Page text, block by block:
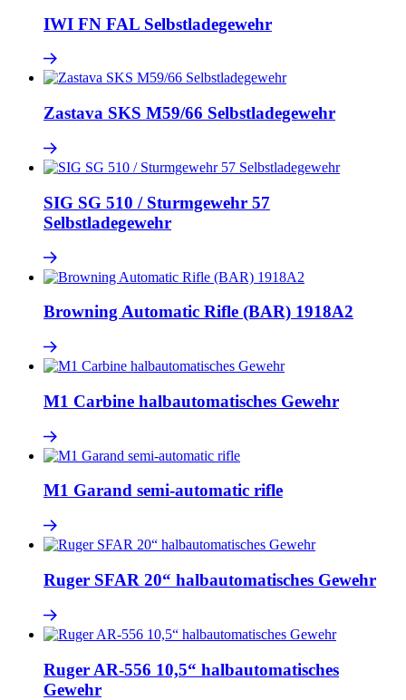
IWI FN FAL Selbstladegewehr
Zastava SKS M59/66 Selbstladegewehr
SIG SG 510 / Sturmgewehr 57
Selbstladegewehr
Browning Automatic Rifle (BAR) 1918A2
M1 Carbine halbautomatisches Gewehr
M1 Garand semi-automatic rifle
Ruger SFAR 20“ halbautomatisches Gewehr
Ruger AR-556 10,5“ halbautomatisches
Gewehr